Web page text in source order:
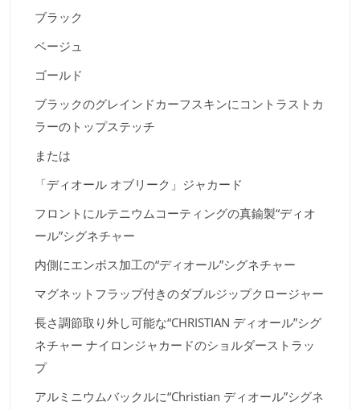
ブラック
ベージュ
ゴールド
ブラックのグレインドカーフスキンにコントラストカ
ラーのトップステッチ
または
「ディオール オブリーク」ジャカード
フロントにルテニウムコーティングの真鍮製“ディオ
ール”シグネチャー
内側にエンボス加工の“ディオール”シグネチャー
マグネットフラップ付きのダブルジップクロージャー
長さ調節取り外し可能な“CHRISTIAN ディオール”シグ
ネチャー ナイロンジャカードのショルダーストラッ
プ
アルミニウムバックルに“Christian ディオール”シグネ